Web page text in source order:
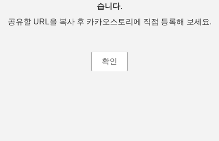
습니다.
공유할 URL을 복사 후 카카오스토리에 직접 등록해 보세요.
확인